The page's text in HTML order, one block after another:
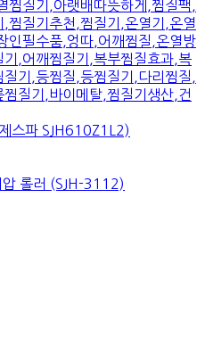
스파 SJH610Z1L2)
압 롤러 (SJH-3112)